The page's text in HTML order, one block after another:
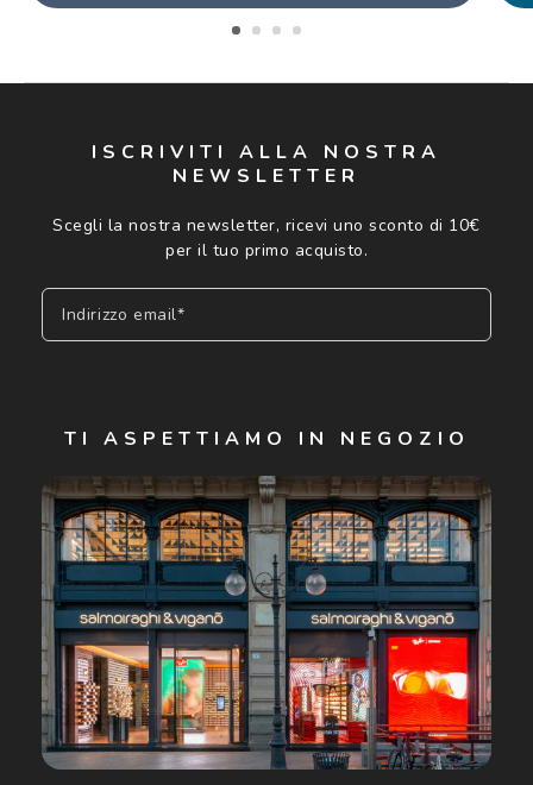
ISCRIVITI ALLA NOSTRA
NEWSLETTER
Scegli la nostra newsletter, ricevi uno sconto di 10€
per il tuo primo acquisto.
Indirizzo email*
Cliccando su "Iscriviti", confermo di avere più di 16 anni e
acconsento all'utilizzo dei miei Dati Personali da parte di
Luxottica Group S.p.A. per l'invio di offerte speciali, novità
ed altre comunicazioni di carattere pubblicitario (consultare
Informativa sulla privacyper ulteriori informazioni).
TI ASPETTIAMO IN NEGOZIO